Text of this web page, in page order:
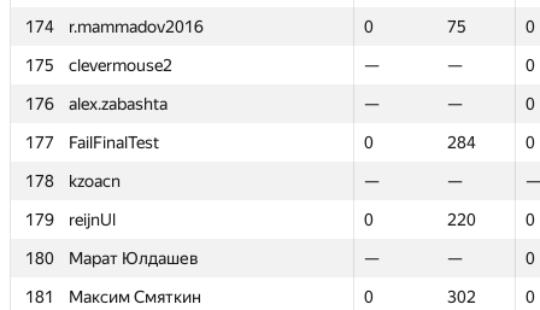
174
r.mammadov2016 0 75
0
175
clevermouse2 — —
0
176
alex.zabashta — —
0
177
FailFinalTest 0 284
0
178
kzoacn — —
—
179
reijnUl 0 220
0
180
Марат Юлдашев — —
0
181
Максим Смяткин 0 302
0
174
r.mammadov2016 0 75
0
175
clevermouse2 — —
0
176
alex.zabashta — —
0
177
FailFinalTest 0 284
0
178
kzoacn — —
—
179
reijnUl 0 220
0
180
Марат Юлдашев — —
0
181
Максим Смяткин 0 302
0